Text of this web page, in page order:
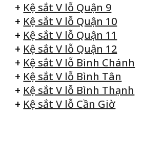
+ Kệ sắt V lỗ Quận 9
+ Kệ sắt V lỗ Quận 10
+ Kệ sắt V lỗ Quận 11
+ Kệ sắt V lỗ Quận 12
+ Kệ sắt V lỗ Bình Chánh
+ Kệ sắt V lỗ Bình Tân
+ Kệ sắt V lỗ Bình Thạnh
+ Kệ sắt V lỗ Cần Giờ